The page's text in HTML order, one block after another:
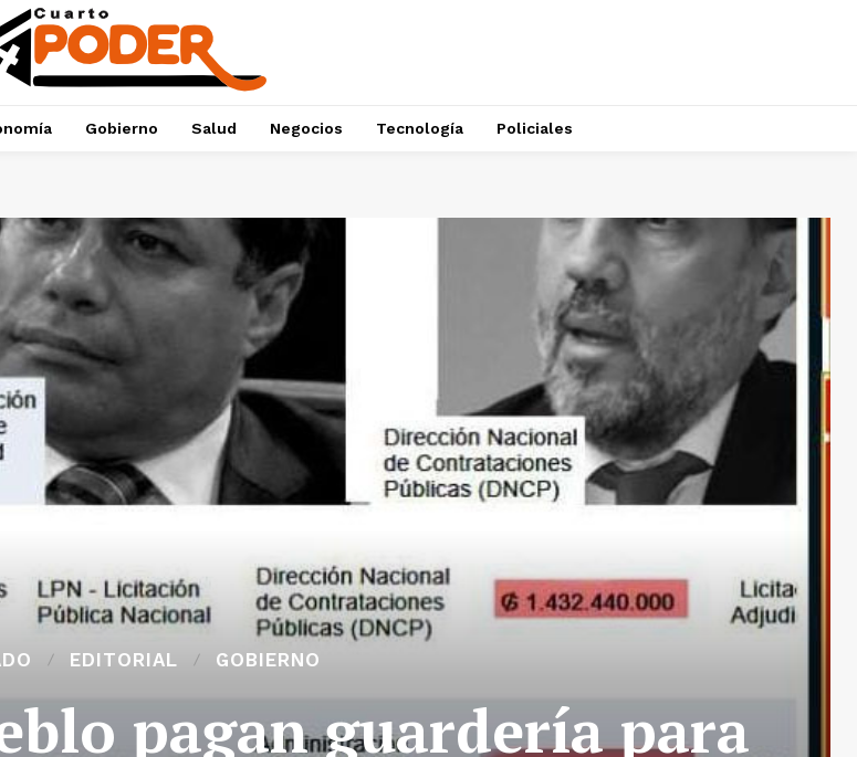
Gobierno Salud Negocios Tecnología Policiales
EDITORIAL GOBIERNO
pagan guardería para